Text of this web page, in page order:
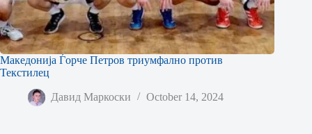
Македонија Ѓорче Петров триумфално против
Текстилец
Давид Маркоски October 14, 2024